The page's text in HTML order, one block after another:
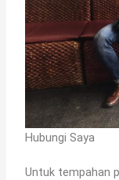
Hubungi Saya
Untuk tempahan